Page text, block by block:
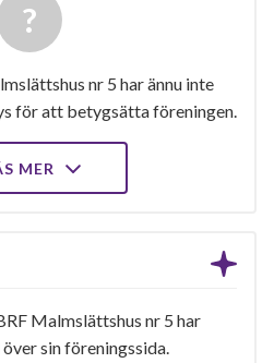
nr 5 har ännu inte
för att betygsätta föreningen.
MER
Malmslättshus nr 5 har
sin föreningssida.